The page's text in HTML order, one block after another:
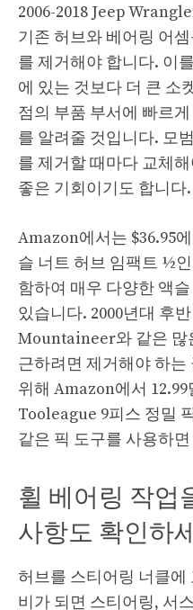
2006-2018 Jeep
기존 허브와 베어링 어
를 제거해야 합니다. 이
에 있는 것보다 더 큰 소
점의 부품 부서에 빠르
를 알려줄 것입니다. 모
를 제거할 때마다 교체
좋은 기회이기도 합니다.
Amazon에서는 $36.95
슬 너트 허브 임팩트 ½
함하여 매우 다양한 액
있습니다. 2000년대 후
Mountaineer와 같은 많
근하려면 제거해야 하
위해 Amazon에서
Tooleague 9피스 정밀
같은 픽 도구를 사용하
휠 베어링 작업
사항도 확인하
허브를 스티어링 너클
비가 되면 스티어링, 서